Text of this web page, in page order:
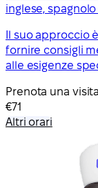
inglese,
Il suo approccio
fornire consigli
alle esigenze
Prenota una
€71
Altri orari